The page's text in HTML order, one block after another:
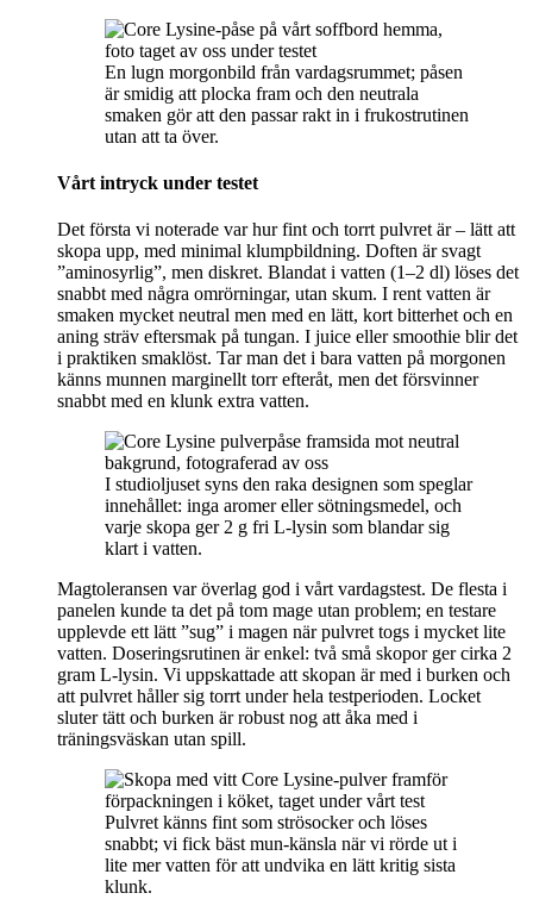
En lugn morgonbild från vardagsrummet; påsen
är smidig att plocka fram och den neutrala
smaken gör att den passar rakt in i frukostrutinen
utan att ta över.
Vårt intryck under testet
Det första vi noterade var hur fint och torrt pulvret är – lätt att
skopa upp, med minimal klumpbildning. Doften är svagt
”aminosyrlig”, men diskret. Blandat i vatten (1–2 dl) löses det
snabbt med några omrörningar, utan skum. I rent vatten är
smaken mycket neutral men med en lätt, kort bitterhet och en
aning sträv eftersmak på tungan. I juice eller smoothie blir det
i praktiken smaklöst. Tar man det i bara vatten på morgonen
känns munnen marginellt torr efteråt, men det försvinner
snabbt med en klunk extra vatten.
I studioljuset syns den raka designen som speglar
innehållet: inga aromer eller sötningsmedel, och
varje skopa ger 2 g fri L‑lysin som blandar sig
klart i vatten.
Magtoleransen var överlag god i vårt vardagstest. De flesta i
panelen kunde ta det på tom mage utan problem; en testare
upplevde ett lätt ”sug” i magen när pulvret togs i mycket lite
vatten. Doseringsrutinen är enkel: två små skopor ger cirka 2
gram L‑lysin. Vi uppskattade att skopan är med i burken och
att pulvret håller sig torrt under hela testperioden. Locket
sluter tätt och burken är robust nog att åka med i
träningsväskan utan spill.
Pulvret känns fint som strösocker och löses
snabbt; vi fick bäst mun-känsla när vi rörde ut i
lite mer vatten för att undvika en lätt kritig sista
klunk.